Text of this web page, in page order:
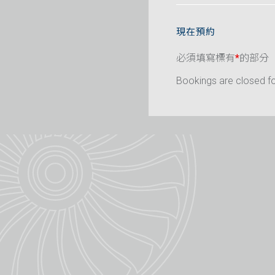
現在預約
必須填寫標有*的部分
Bookings are closed